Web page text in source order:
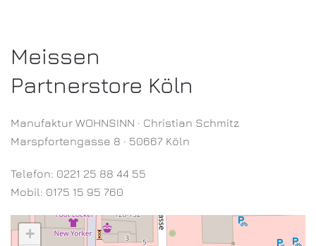
Meissen
Partnerstore Köln
Manufaktur WOHNSINN · Christian Schmitz
Marspfortengasse 8 · 50667 Köln
Telefon: 0221 25 88 44 55
Mobil: 0175 15 95 760
+